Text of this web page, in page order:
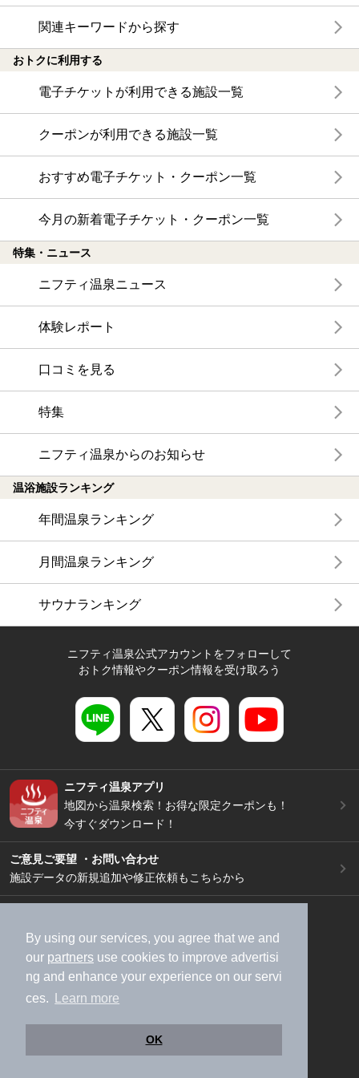
By using our services, you agree that we and
our partners use cookies to improve advertisi
ng and enhance your experience on our servi
ces.
Learn more
OK
関連キーワードから探す
おトクに利用する
電子チケットが利用できる施設一覧
クーポンが利用できる施設一覧
おすすめ電子チケット・クーポン一覧
今月の新着電子チケット・クーポン一覧
特集・ニュース
ニフティ温泉ニュース
体験レポート
口コミを見る
特集
ニフティ温泉からのお知らせ
温浴施設ランキング
年間温泉ランキング
月間温泉ランキング
サウナランキング
ニフティ温泉公式アカウントをフォローして
おトク情報やクーポン情報を受け取ろう
ニフティ温泉アプリ
地図から温泉検索！お得な限定クーポンも！
今すぐダウンロード！
ご意見ご要望 ・お問い合わせ
施設データの新規追加や修正依頼もこちらから
加盟店募集（資料請求）
広告出稿のご案内
利用規約
ライフスタイルMEMBERS+規約
特定商取引法に基づく表記
ヘルプ
採用情報
運営会社